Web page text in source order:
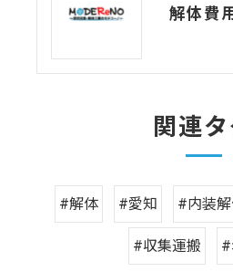
関連
#解体 #愛知 #内装
#収集運搬 #